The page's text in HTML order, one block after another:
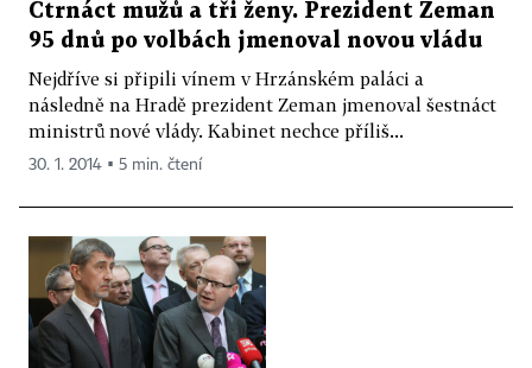
Čtrnáct mužů a tři ženy. Prezident Zeman
95 dnů po volbách jmenoval novou vládu
Nejdříve si připili vínem v Hrzánském paláci a
následně na Hradě prezident Zeman jmenoval šestnáct
ministrů nové vlády. Kabinet nechce příliš...
30. 1. 2014 ▪ 5 min. čtení